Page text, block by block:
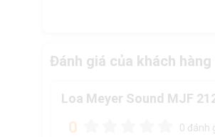
Đánh giá của khách
Loa Meyer Sound MJF
0 0 đánh